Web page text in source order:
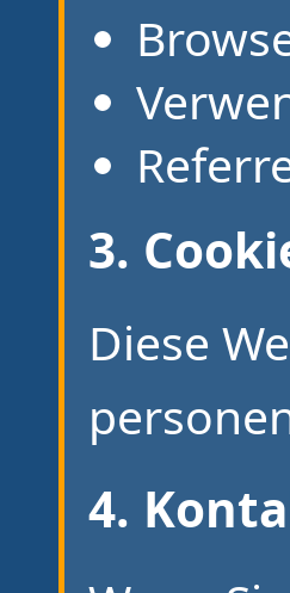
3.
Diese
4.